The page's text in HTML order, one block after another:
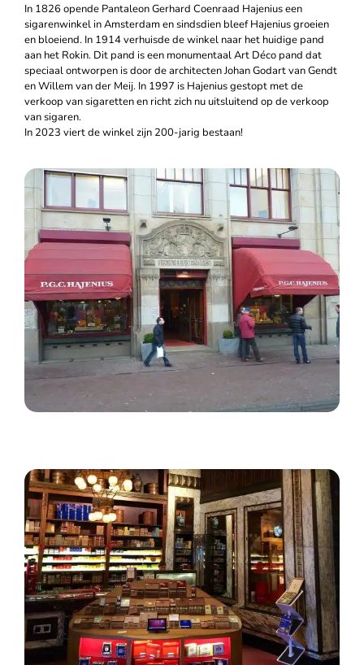
In 1826 opende Pantaleon Gerhard Coenraad Hajenius een
sigarenwinkel in Amsterdam en sindsdien bleef Hajenius groeien
en bloeiend. In 1914 verhuisde de winkel naar het huidige pand
aan het Rokin. Dit pand is een monumentaal Art Déco pand dat
speciaal ontworpen is door de architecten Johan Godart van Gendt
en Willem van der Meij. In 1997 is Hajenius gestopt met de
verkoop van sigaretten en richt zich nu uitsluitend op de verkoop
van sigaren.
In 2023 viert de winkel zijn 200-jarig bestaan!